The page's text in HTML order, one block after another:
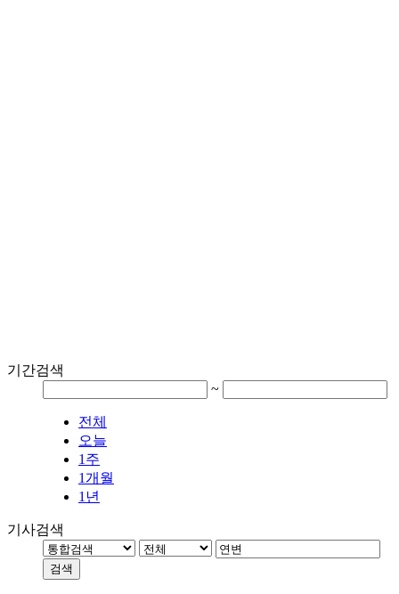
기간검색
~
전체
오늘
1주
1개월
1년
기사검색
검색